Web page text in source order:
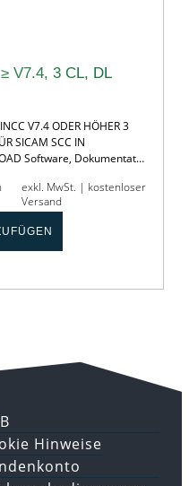
V7.4, 3 CL, DL
V7.4 ODER HÖHER 3
SICAM SCC IN
Software, Dokumentat…
exkl. MwSt. | kostenloser
Versand
Hinweise